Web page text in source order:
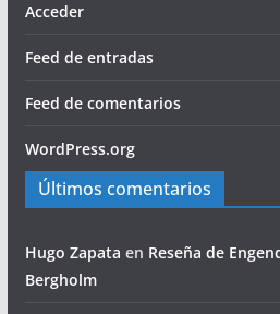
Acceder
Feed de entradas
Feed de comentarios
WordPress.org
Últimos comentarios
Hugo Zapata en Reseña de
Bergholm